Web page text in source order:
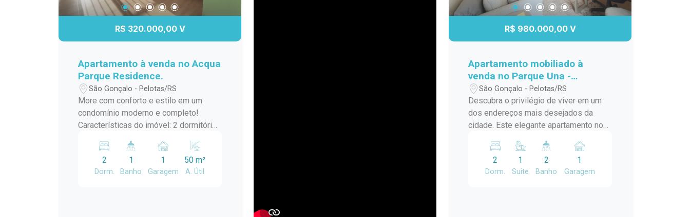
R$ 320.000,00 V
Apartamento à venda no Acqua
Parque Residence.
São Gonçalo - Pelotas/RS
More com conforto e estilo em um
condomínio moderno e completo!
Características do imóvel: 2 dormitórios
aconchegante Cozinha americana com
armários Escritório (ideal para home
office) Varanda para momentos de
2
Dorm.
1
Banho
1
Garagem
50 m²
A. Útil
R$ 980.000,00 V
Apartamento mobiliado à
venda no Parque Una -
sofisticação e conforto em um
só lugar.
São Gonçalo - Pelotas/RS
Descubra o privilégio de viver em um
dos endereços mais desejados da
cidade. Este elegante apartamento no
mobiliado e pronto para morar, com um
projeto contemporâneo que valoriza
cada detalhe de conforto, praticidade e
2
Dorm.
1
Suite
2
Banho
1
Garagem